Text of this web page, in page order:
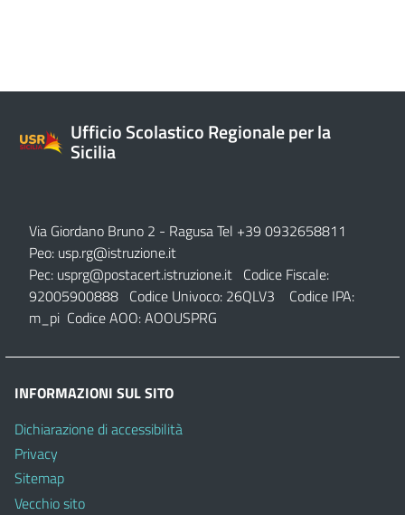
Ufficio Scolastico Regionale per la
Sicilia
Via Giordano Bruno 2 - Ragusa Tel +39 0932658811
Peo: usp.rg@istruzione.it
Pec: usprg@postacert.istruzione.it Codice Fiscale:
92005900888 Codice Univoco: 26QLV3 Codice IPA:
m_pi Codice AOO: AOOUSPRG
INFORMAZIONI SUL SITO
Dichiarazione di accessibilità
Privacy
Sitemap
Vecchio sito